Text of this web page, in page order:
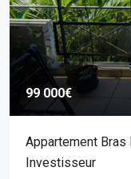
99 000€
Appartement
Investisseur